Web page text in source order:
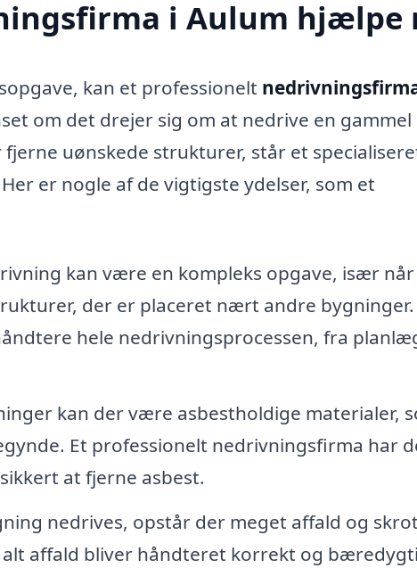
i Aulum hjælpe
kan et professionelt
om det drejer sig om at nedrive en gammel
uønskede strukturer, står et
er nogle af de vigtigste ydelser, som et
kan være en kompleks opgave, især
der er placeret nært andre bygninger.
hele nedrivningsprocessen, fra
kan der være asbestholdige materialer,
Et professionelt nedrivningsfirma har
at fjerne asbest.
nedrives, opstår der meget affald og
affald bliver håndteret korrekt og